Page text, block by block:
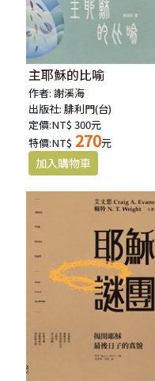
主耶穌的比喻
作者:謝溪海
出版社:腓利門(台)
定價:NT$ 300元
特價:NT$ 270元